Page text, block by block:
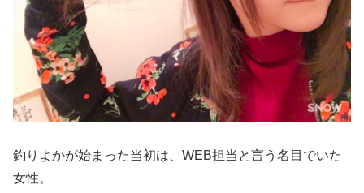
釣りよかが始まった当初は、WEB担当と言う名目でいた
女性。